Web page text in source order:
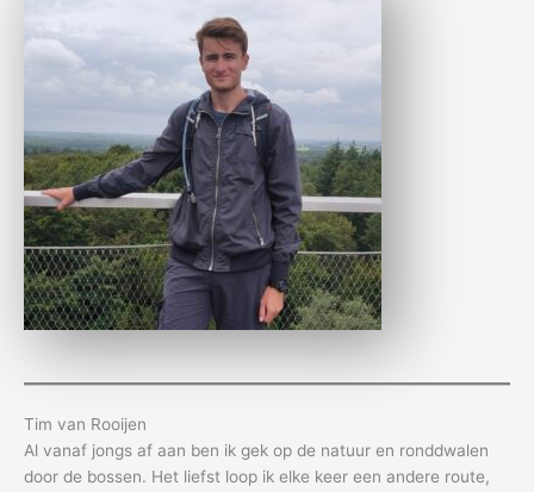
Tim van Rooijen
Al vanaf jongs af aan ben ik gek op de natuur en ronddwalen
door de bossen. Het liefst loop ik elke keer een andere route,